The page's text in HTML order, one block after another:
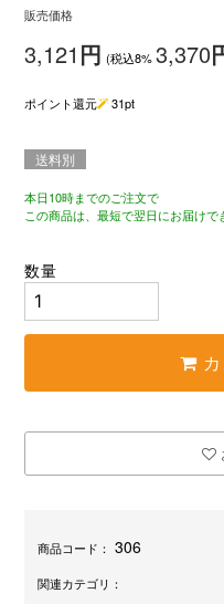
販売価格
3,121 円 (税込8%3,370
ポイント還元 31pt
送料別
本日10時までのご注文で
この商品は、最短で翌日にお届けで
数量
カ
商品コード： 306
関連カテゴリ：